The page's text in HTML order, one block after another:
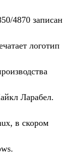
4870 записан
логотип
Ларабел.
в скором